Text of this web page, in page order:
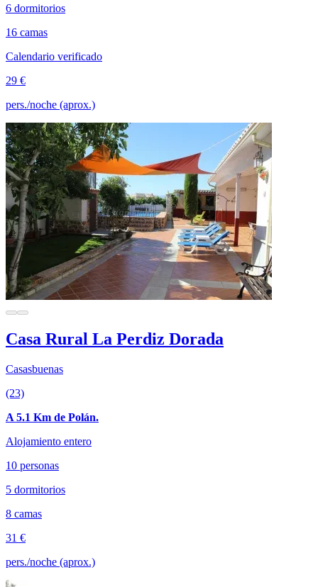
6 dormitorios
16 camas
Calendario verificado
29 €
pers./noche (aprox.)
Casa Rural La Perdiz Dorada
Casasbuenas
(23)
A 5.1 Km de Polán.
Alojamiento entero
10 personas
5 dormitorios
8 camas
31 €
pers./noche (aprox.)